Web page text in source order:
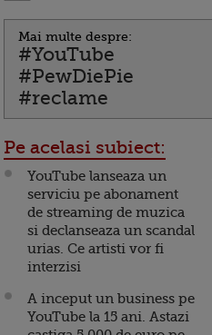
Mai multe despre:
#YouTube
#PewDiePie
#reclame
Pe acelasi subiect:
YouTube lanseaza un
serviciu pe abonament
de streaming de muzica
si declanseaza un scandal
urias. Ce artisti vor fi
interzisi
A inceput un business pe
YouTube la 15 ani. Astazi